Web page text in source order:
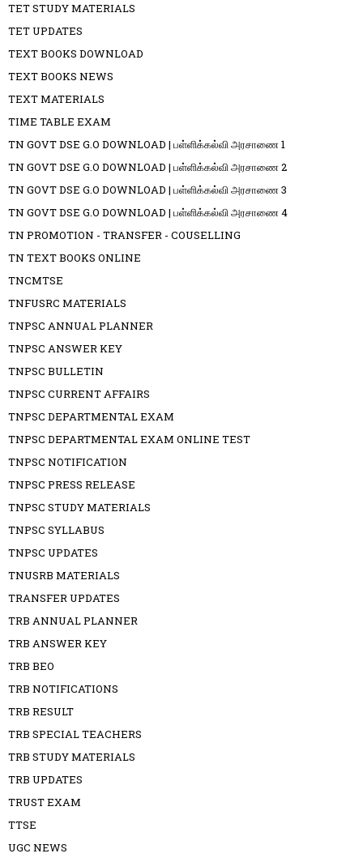
TET STUDY MATERIALS
TET UPDATES
TEXT BOOKS DOWNLOAD
TEXT BOOKS NEWS
TEXT MATERIALS
TIME TABLE EXAM
TN GOVT DSE G.O DOWNLOAD | பள்ளிக்கல்வி அரசாணை 1
TN GOVT DSE G.O DOWNLOAD | பள்ளிக்கல்வி அரசாணை 2
TN GOVT DSE G.O DOWNLOAD | பள்ளிக்கல்வி அரசாணை 3
TN GOVT DSE G.O DOWNLOAD | பள்ளிக்கல்வி அரசாணை 4
TN PROMOTION - TRANSFER - COUSELLING
TN TEXT BOOKS ONLINE
TNCMTSE
TNFUSRC MATERIALS
TNPSC ANNUAL PLANNER
TNPSC ANSWER KEY
TNPSC BULLETIN
TNPSC CURRENT AFFAIRS
TNPSC DEPARTMENTAL EXAM
TNPSC DEPARTMENTAL EXAM ONLINE TEST
TNPSC NOTIFICATION
TNPSC PRESS RELEASE
TNPSC STUDY MATERIALS
TNPSC SYLLABUS
TNPSC UPDATES
TNUSRB MATERIALS
TRANSFER UPDATES
TRB ANNUAL PLANNER
TRB ANSWER KEY
TRB BEO
TRB NOTIFICATIONS
TRB RESULT
TRB SPECIAL TEACHERS
TRB STUDY MATERIALS
TRB UPDATES
TRUST EXAM
TTSE
UGC NEWS